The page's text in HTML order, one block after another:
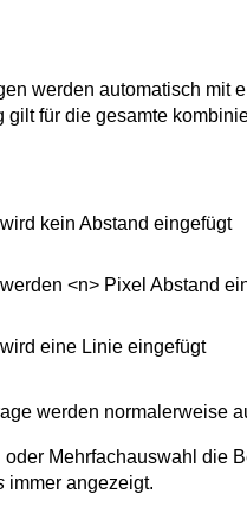
werden automatisch mit
für die gesamte
kein Abstand eingefügt
<n> Pixel Abstand
eine Linie eingefügt
werden normalerweise
Mehrfachauswahl die
immer angezeigt.